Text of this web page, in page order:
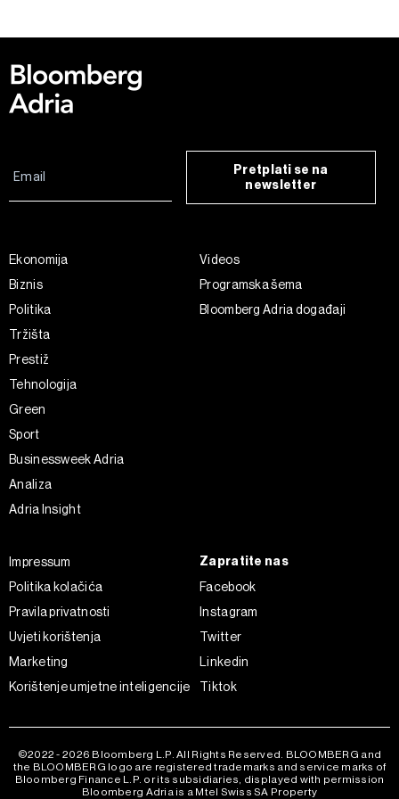
ažurirati klikom na „Prikaži detalje“. Privolu možete u bilo
Pretplati se na
newsletter
Ekonomija
Biznis
Politika
Tržišta
Prestiž
Tehnologija
Green
Sport
Businessweek Adria
Analiza
Adria Insight
Videos
Programska šema
Bloomberg Adria događaji
Impressum
Politika kolačića
Pravila privatnosti
Uvjeti korištenja
Marketing
Korištenje umjetne inteligencije
Zapratite nas
Facebook
Instagram
Twitter
Linkedin
Tiktok
©2022 - 2026 Bloomberg L.P. All Rights Reserved. BLOOMBERG and
the BLOOMBERG logo are registered trademarks and service marks of
Bloomberg Finance L.P. or its subsidiaries, displayed with permission
Bloomberg Adria is a Mtel Swiss SA Property